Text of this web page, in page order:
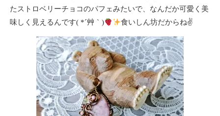
たストロベリーチョコのパフェみたいで、なんだか可愛く美
味しく見えるんです( *´艸｀)
食いしん坊だからね✌